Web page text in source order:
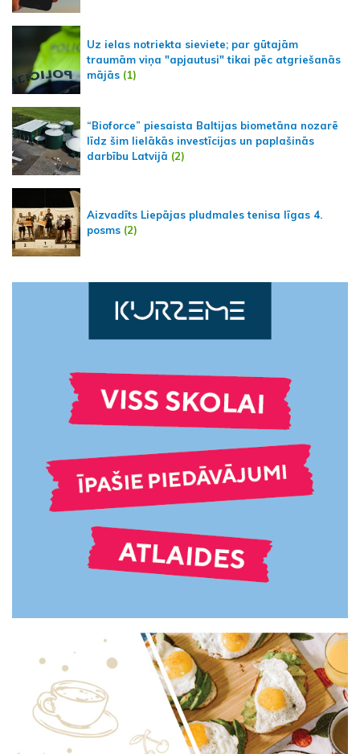
Uz ielas notriekta sieviete; par gūtajām
traumām viņa "apjautusi" tikai pēc atgriešanās
mājās (1)
“Bioforce” piesaista Baltijas biometāna nozarē
līdz šim lielākās investīcijas un paplašinās
darbību Latvijā (2)
Aizvadīts Liepājas pludmales tenisa līgas 4.
posms (2)